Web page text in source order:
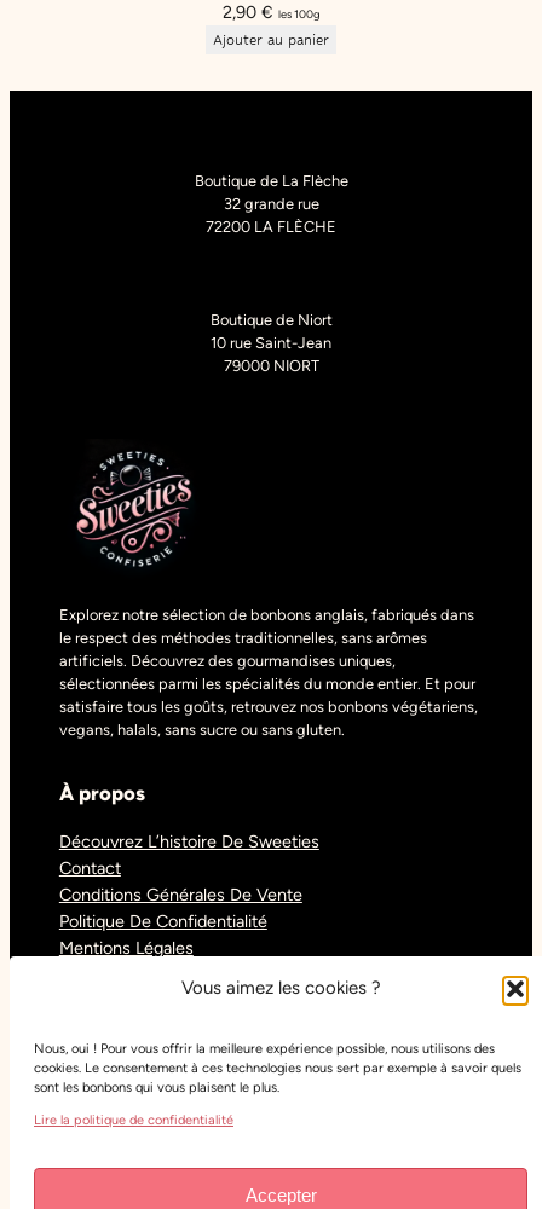
Vous aimez les cookies ?
Nous, oui ! Pour vous offrir la meilleure expérience possible, nous utilisons des
cookies. Le consentement à ces technologies nous sert par exemple à savoir quels
sont les bonbons qui vous plaisent le plus.
Lire la politique de confidentialité
Accepter
2,90 € les 100g
Ajouter au panier
Boutique de La Flèche
32 grande rue
72200 LA FLÈCHE
Boutique de Niort
10 rue Saint-Jean
79000 NIORT
Explorez notre sélection de bonbons anglais, fabriqués dans
le respect des méthodes traditionnelles, sans arômes
artificiels. Découvrez des gourmandises uniques,
sélectionnées parmi les spécialités du monde entier. Et pour
satisfaire tous les goûts, retrouvez nos bonbons végétariens,
vegans, halals, sans sucre ou sans gluten.
À propos
Découvrez L’histoire De Sweeties
Contact
Conditions Générales De Vente
Politique De Confidentialité
Mentions Légales
Réseaux sociaux
Instagram